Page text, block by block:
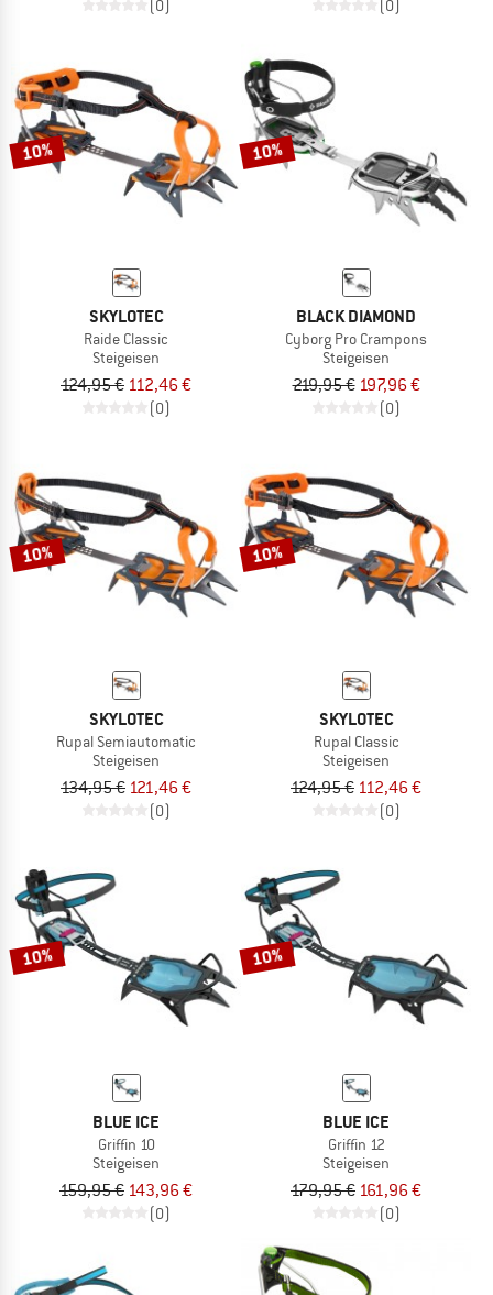
(0) (0)
10%
SKYLOTEC
Raide Classic
Steigeisen
124,95 € 112,46 €
(0)
10%
BLACK DIAMOND
Cyborg Pro Crampons
Steigeisen
219,95 € 197,96 €
(0)
10%
SKYLOTEC
Rupal Semiautomatic
Steigeisen
134,95 € 121,46 €
(0)
10%
SKYLOTEC
Rupal Classic
Steigeisen
124,95 € 112,46 €
(0)
10%
BLUE ICE
Griffin 10
Steigeisen
159,95 € 143,96 €
(0)
10%
BLUE ICE
Griffin 12
Steigeisen
179,95 € 161,96 €
(0)